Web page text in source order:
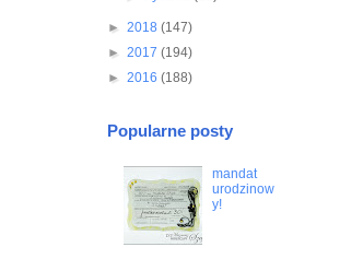
► 2018 (147)
► 2017 (194)
► 2016 (188)
Popularne posty
mandat
urodzinow
y!